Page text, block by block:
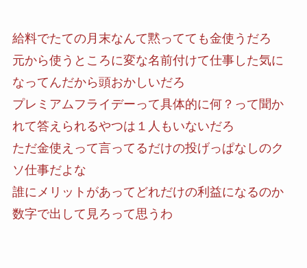
給料でたての月末なんて黙ってても金使うだろ
元から使うところに変な名前付けて仕事した気に
なってんだから頭おかしいだろ
プレミアムフライデーって具体的に何？って聞か
れて答えられるやつは１人もいないだろ
ただ金使えって言ってるだけの投げっぱなしのク
ソ仕事だよな
誰にメリットがあってどれだけの利益になるのか
数字で出して見ろって思うわ